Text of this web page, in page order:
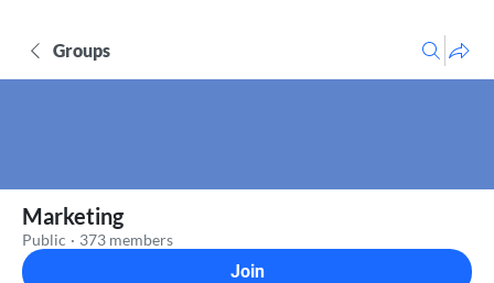
Groups
Marketing
Public · 373 members
Join